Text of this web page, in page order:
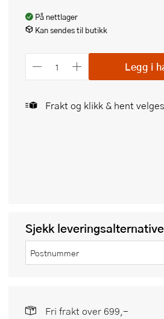
På nettlager
Kan sendes til butikk
Legg i
Frakt og klikk & hent
Sjekk
Fri frakt over 699,-